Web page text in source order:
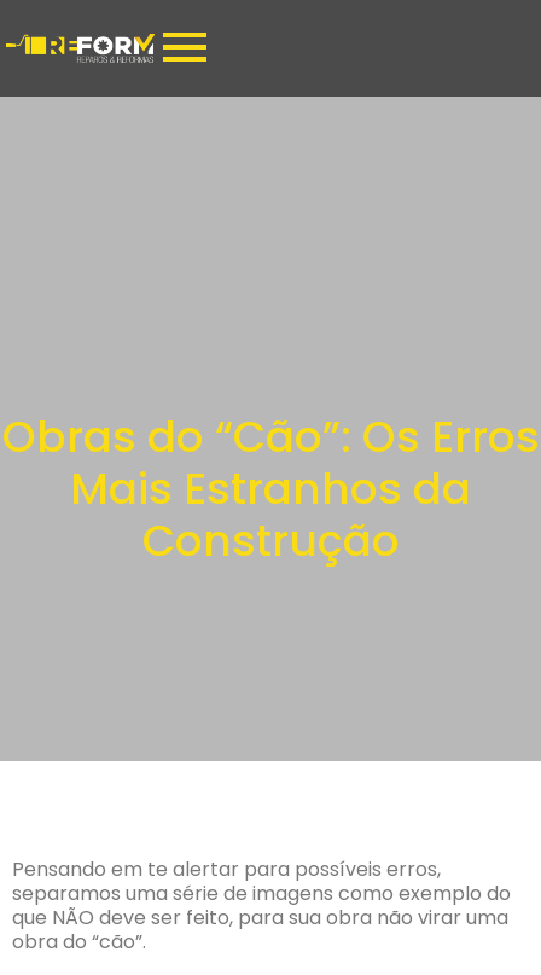
Obras do “Cão”: Os Erros
Mais Estranhos da
Construção
Pensando em te alertar para possíveis erros,
separamos uma série de imagens como exemplo do
que NÃO deve ser feito, para sua obra não virar uma
obra do “cão”.